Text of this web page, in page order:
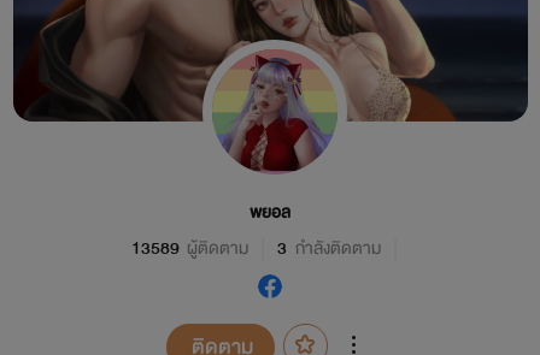
พยอล
13589 ผู้ติดตาม 3 กำลังติดตาม
ติดตาม